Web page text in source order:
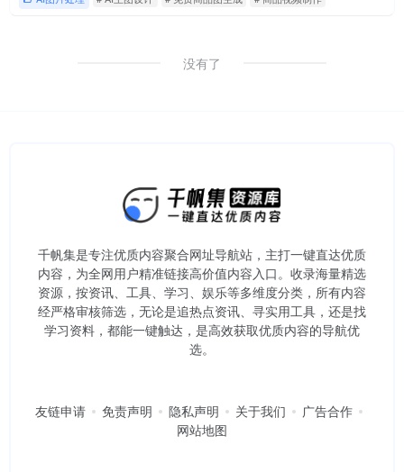
没有了
千帆集是专注优质内容聚合网址导航站，主打一键直达优质
内容，为全网用户精准链接高价值内容入口。​收录海量精选
资源，按资讯、工具、学习、娱乐等多维度分类，所有内容
经严格审核筛选，无论是追热点资讯、寻实用工具，还是找
学习资料，都能一键触达，是高效获取优质内容的导航优
选。
友链申请 免责声明 隐私声明 关于我们
广告合作
网站地图